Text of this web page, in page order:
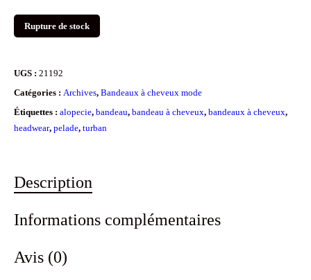
Rupture de stock
UGS : 21192
Catégories : Archives, Bandeaux à cheveux mode
Étiquettes : alopecie, bandeau, bandeau à cheveux, bandeaux à cheveux,
headwear, pelade, turban
Description
Informations complémentaires
Avis (0)